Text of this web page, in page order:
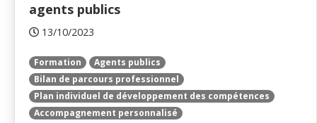
agents publics
13/10/2023
Formation
Agents publics
Bilan de parcours professionnel
Plan individuel de développement des compétences
Accompagnement personnalisé